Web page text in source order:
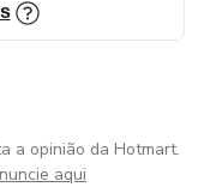
a opinião da Hotmart.
aqui